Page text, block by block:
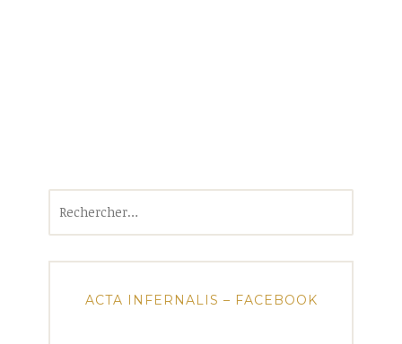
ACTA INFERNALIS – FACEBOOK